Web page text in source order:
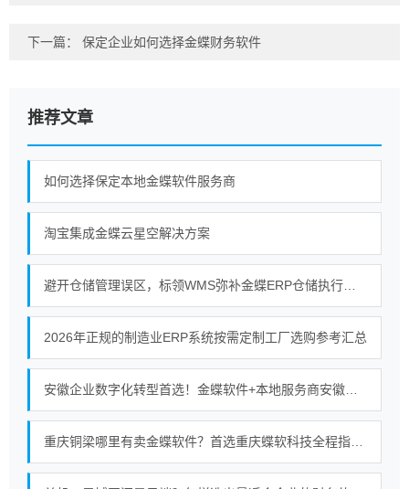
下一篇： 保定企业如何选择金蝶财务软件
推荐文章
如何选择保定本地金蝶软件服务商
淘宝集成金蝶云星空解决方案
2026年正规的制造业ERP系统按需定制工厂选购参考汇总